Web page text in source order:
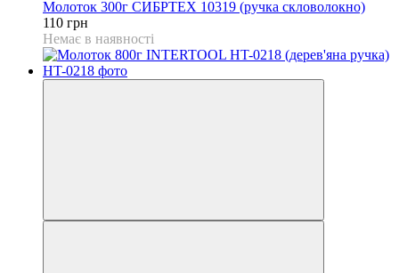
Молоток 300г СИБРТЕХ 10319 (ручка скловолокно)
110 грн
Немає в наявності